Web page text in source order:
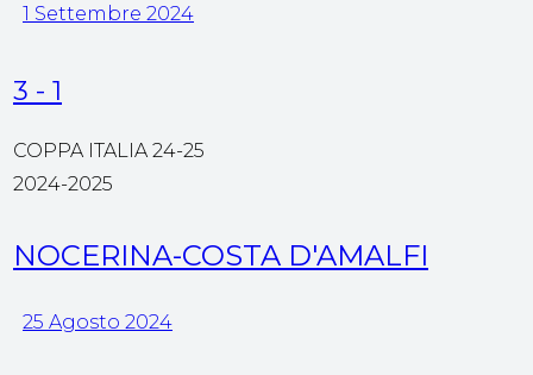
1 Settembre 2024
3 - 1
COPPA ITALIA 24-25
2024-2025
NOCERINA-COSTA D'AMALFI
25 Agosto 2024